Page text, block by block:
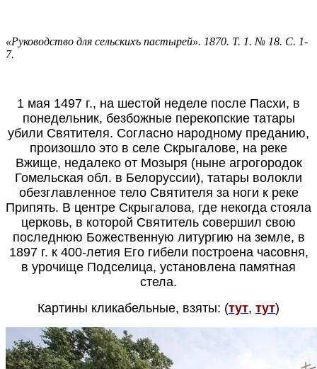
«Руководство для сельскихъ пастырей». 1870. Т. 1. № 18. С. 1-
7.
1 мая 1497 г., на шестой неделе после Пасхи, в
понедельник, безбожные перекопские татары
убили Святителя. Согласно народному преданию,
произошло это в селе Скрыгалове, на реке
Вжище, недалеко от Мозыря (ныне агрогородок
Гомельская обл. в Белоруссии), татары волокли
обезглавленное тело Святителя за ноги к реке
Припять. В центре Скрыгалова, где некогда стояла
церковь, в которой Святитель совершил свою
последнюю Божественную литургию на земле, в
1897 г. к 400-летия Его гибели построена часовня,
в урочище Подселица, установлена памятная
стела.
Картины кликабельные, взяты: (тут, тут)